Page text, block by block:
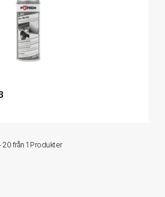
20 från 1 Produkter